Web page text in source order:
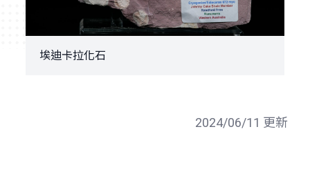
埃迪卡拉化石
2024/06/11 更新